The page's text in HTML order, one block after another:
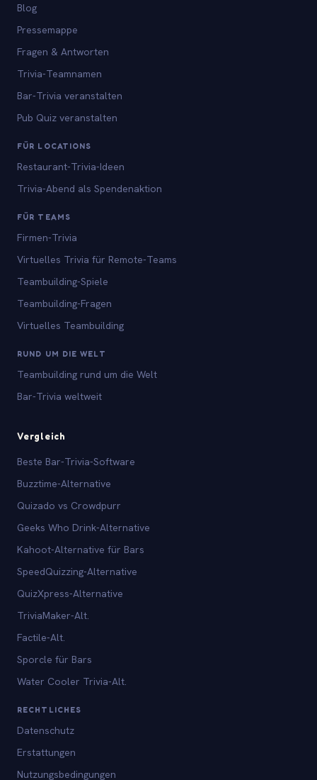
Blog
Pressemappe
Fragen & Antworten
Trivia-Teamnamen
Bar-Trivia veranstalten
Pub Quiz veranstalten
FÜR LOCATIONS
Restaurant-Trivia-Ideen
Trivia-Abend als Spendenaktion
FÜR TEAMS
Firmen-Trivia
Virtuelles Trivia für Remote-Teams
Teambuilding-Spiele
Teambuilding-Fragen
Virtuelles Teambuilding
RUND UM DIE WELT
Teambuilding rund um die Welt
Bar-Trivia weltweit
Vergleich
Beste Bar-Trivia-Software
Buzztime-Alternative
Quizado vs Crowdpurr
Geeks Who Drink-Alternative
Kahoot-Alternative für Bars
SpeedQuizzing-Alternative
QuizXpress-Alternative
TriviaMaker-Alt.
Factile-Alt.
Sporcle für Bars
Water Cooler Trivia-Alt.
RECHTLICHES
Datenschutz
Erstattungen
Nutzungsbedingungen